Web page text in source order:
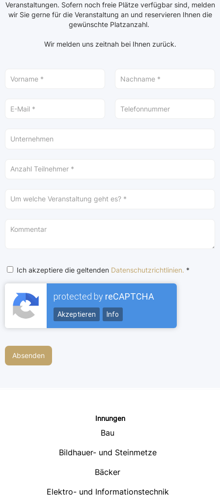
Veranstaltungen. Sofern noch freie Plätze verfügbar sind, melden
wir Sie gerne für die Veranstaltung an und reservieren Ihnen die
gewünschte Platzanzahl.
Wir melden uns zeitnah bei Ihnen zurück.
Ich akzeptiere die geltenden Datenschutzrichtlinien. *
protected by reCAPTCHA
Akzeptieren Info
Innungen
Bau
Bildhauer- und Steinmetze
Bäcker
Elektro- und Informationstechnik